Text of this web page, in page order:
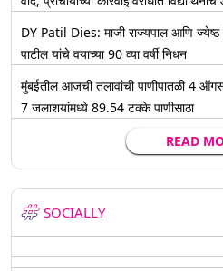
DY Patil Dies: माजी राज्यपाल आणि ज्येष्ठ
पाटील यांचे वयाच्या 90 व्या वर्षी निधन
मुंबईतील आजची तलावांची पाणीपातळी 4
7 जलाशयांमध्ये 89.54 टक्के पाणीसाठा
READ
SOCIALLY